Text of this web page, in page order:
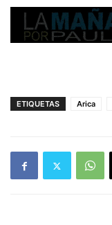
ETIQUETAS Arica